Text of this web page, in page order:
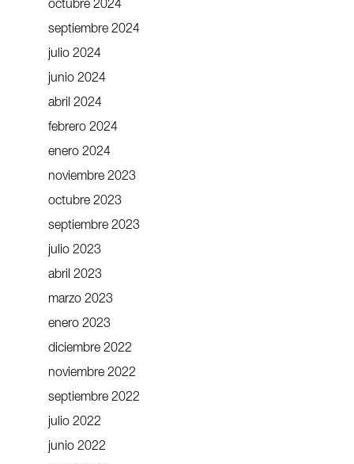
octubre 2024
septiembre 2024
julio 2024
junio 2024
abril 2024
febrero 2024
enero 2024
noviembre 2023
octubre 2023
septiembre 2023
julio 2023
abril 2023
marzo 2023
enero 2023
diciembre 2022
noviembre 2022
septiembre 2022
julio 2022
junio 2022